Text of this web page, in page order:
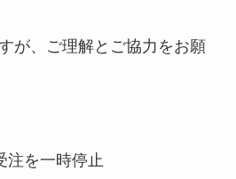
コープマスクはどこで売ってる？
icocaの限定デザインはどこで買
が、ご理解とご協力をお願
注を一時停止